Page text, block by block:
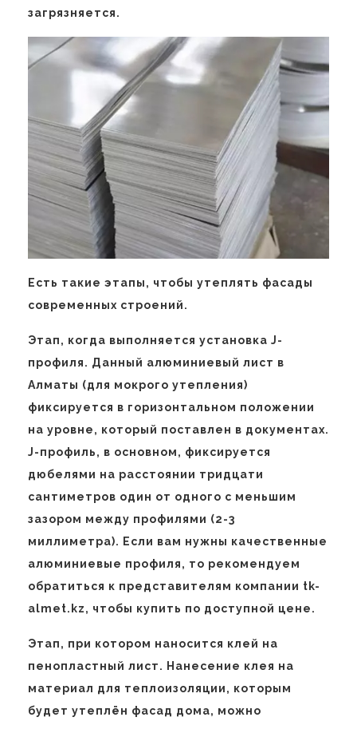
загрязняется.
Есть такие этапы, чтобы утеплять фасады
современных строений.
Этап, когда выполняется установка J-
профиля. Данный алюминиевый лист в
Алматы (для мокрого утепления)
фиксируется в горизонтальном положении
на уровне, который поставлен в документах.
J-профиль, в основном, фиксируется
дюбелями на расстоянии тридцати
сантиметров один от одного с меньшим
зазором между профилями (2-3
миллиметра). Если вам нужны качественные
алюминиевые профиля, то рекомендуем
обратиться к представителям компании tk-
almet.kz, чтобы купить по доступной цене.
Этап, при котором наносится клей на
пенопластный лист. Нанесение клея на
материал для теплоизоляции, которым
будет утеплён фасад дома, можно